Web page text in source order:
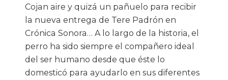
Cojan aire y quizá un pañuelo para recibir
la nueva entrega de Tere Padrón en
Crónica Sonora… A lo largo de la historia, el
perro ha sido siempre el compañero ideal
del ser humano desde que éste lo
domesticó para ayudarlo en sus diferentes